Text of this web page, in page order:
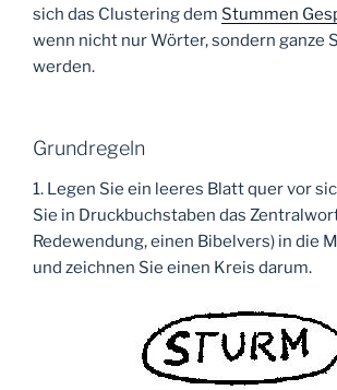
sich das Clustering dem Stummen
wenn nicht nur Wörter, sondern ganze
werden.
Grundregeln
1. Legen Sie ein leeres Blatt quer vor
Sie in Druckbuchstaben das
Redewendung, einen Bibelvers) in die
und zeichnen Sie einen Kreis darum.